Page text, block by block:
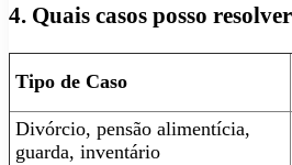
4. Quais casos posso
Tipo de Caso
Divórcio, pensão alimentícia,
guarda, inventário